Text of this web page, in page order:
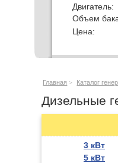
Двигатель:
Объем
Цена:
Главная > Каталог
Дизельные
3 кВт
5 кВт